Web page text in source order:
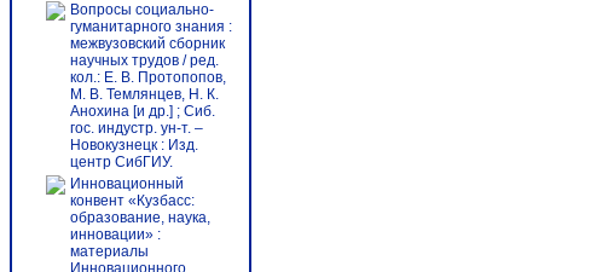
Вопросы социально-
гуманитарного знания :
межвузовский сборник
научных трудов / ред.
кол.: Е. В. Протопопов,
М. В. Темлянцев, Н. К.
Анохина [и др.] ; Сиб.
гос. индустр. ун-т. –
Новокузнецк : Изд.
центр СибГИУ.
Инновационный
конвент «Кузбасс:
образование, наука,
инновации» :
материалы
Инновационного